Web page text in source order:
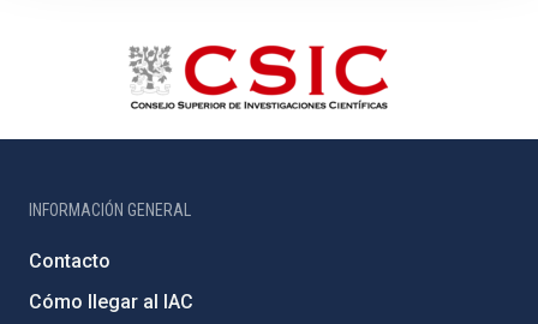
INFORMACIÓN GENERAL
Contacto
Cómo llegar al IAC